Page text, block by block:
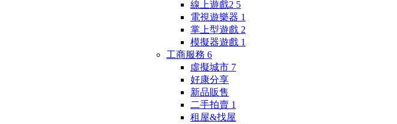
線上遊戲2 5
電視遊樂器 1
掌上型遊戲 2
模擬器遊戲 1
工商服務 6
虛擬城市 7
好康分享
新品販售
二手拍賣 1
租屋&找屋